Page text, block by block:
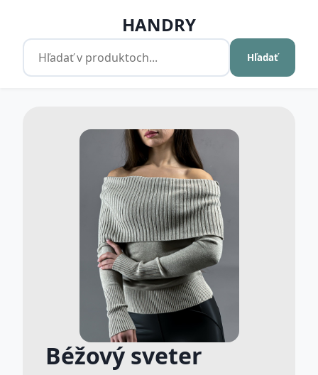
HANDRY
Hľadať
Béžový sveter